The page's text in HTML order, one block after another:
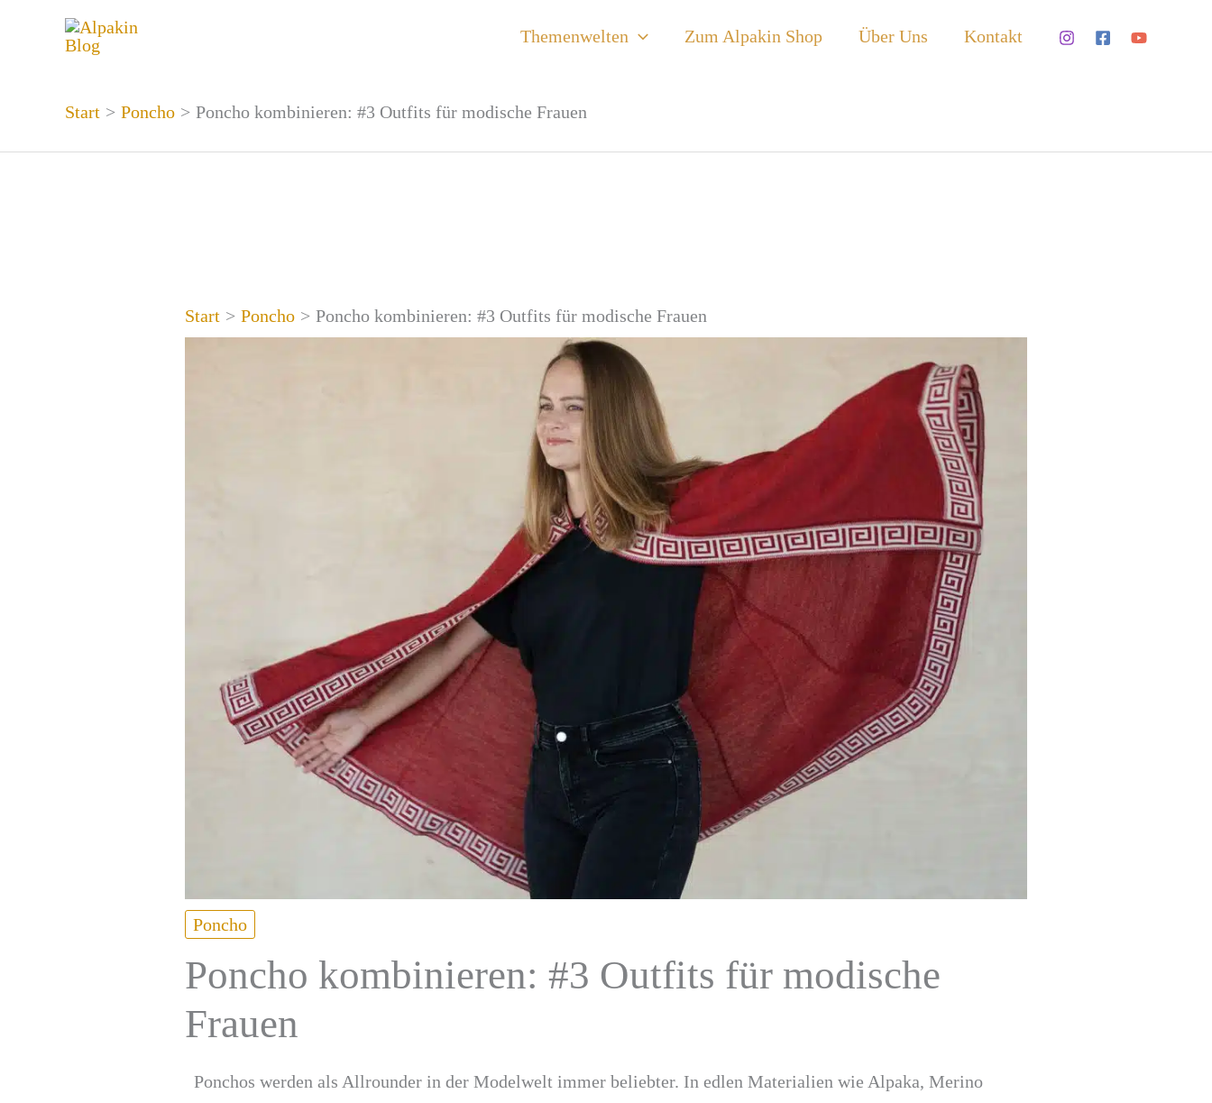
Themenwelten Zum Alpakin Shop Über Uns Kontakt
Start Poncho Poncho kombinieren: #3 Outfits für modische Frauen
Start Poncho Poncho kombinieren: #3 Outfits für modische Frauen
Poncho
Poncho kombinieren: #3 Outfits für modische
Frauen
Ponchos werden als Allrounder in der Modelwelt immer beliebter. In edlen Materialien wie Alpaka, Merino